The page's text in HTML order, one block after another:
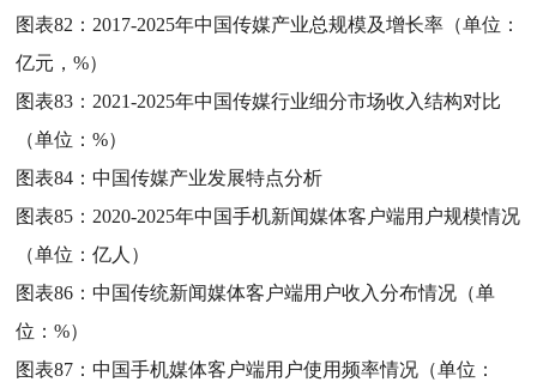
图表82： 2017-2025年中国传媒产业总规模及增长率（单位：
亿元，%）
图表83： 2021-2025年中国传媒行业细分市场收入结构对比
（单位：%）
图表84：中国传媒产业发展特点分析
图表85： 2020-2025年中国手机新闻媒体客户端用户规模情况
（单位：亿人）
图表86：中国传统新闻媒体客户端用户收入分布情况（单
位：%）
图表87：中国手机媒体客户端用户使用频率情况（单位：